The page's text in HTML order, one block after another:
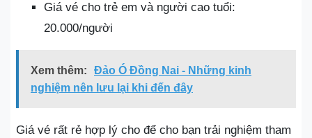
Giá vé cho trẻ em và người cao tuổi:
20.000/người
Xem thêm:
Đảo Ó Đồng Nai - Những kinh
nghiệm nên lưu lại khi đến đây
Giá vé rất rẻ hợp lý cho để cho bạn trải nghiệm tham